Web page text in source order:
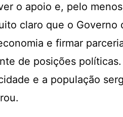
o apoio e, pelo
claro que o Governo
e firmar
de posições
e a população